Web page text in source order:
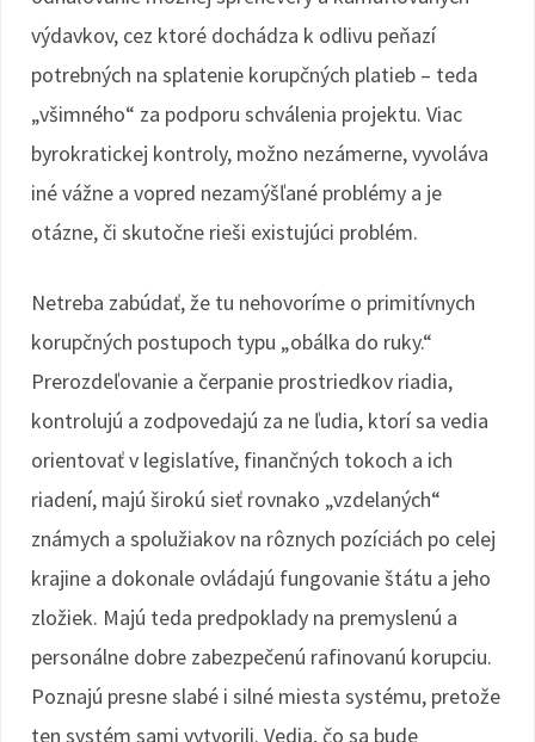
výdavkov, cez ktoré dochádza k odlivu peňazí
potrebných na splatenie korupčných platieb – teda
„všimného“ za podporu schválenia projektu. Viac
byrokratickej kontroly, možno nezámerne, vyvoláva
iné vážne a vopred nezamýšľané problémy a je
otázne, či skutočne rieši existujúci problém.
Netreba zabúdať, že tu nehovoríme o primitívnych
korupčných postupoch typu „obálka do ruky.“
Prerozdeľovanie a čerpanie prostriedkov riadia,
kontrolujú a zodpovedajú za ne ľudia, ktorí sa vedia
orientovať v legislatíve, finančných tokoch a ich
riadení, majú širokú sieť rovnako „vzdelaných“
známych a spolužiakov na rôznych pozíciách po celej
krajine a dokonale ovládajú fungovanie štátu a jeho
zložiek. Majú teda predpoklady na premyslenú a
personálne dobre zabezpečenú rafinovanú korupciu.
Poznajú presne slabé i silné miesta systému, pretože
ten systém sami vytvorili. Vedia, čo sa bude